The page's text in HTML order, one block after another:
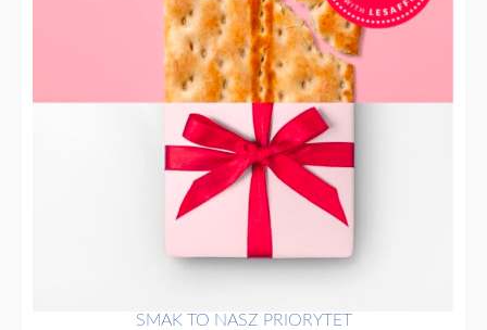
SMAK TO NASZ PRIORYTET